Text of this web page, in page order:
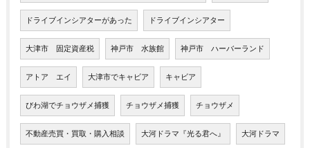
ドライブインシアターがあった ドライブインシアター
大津市 固定資産税 神戸市 水族館 神戸市 ハーバーランド
アトア エイ 大津市でキャビア キャビア
びわ湖でチョウザメ捕獲 チョウザメ捕獲 チョウザメ
不動産売買・買取・購入相談 大河ドラマ『光る君へ』 大河ドラマ